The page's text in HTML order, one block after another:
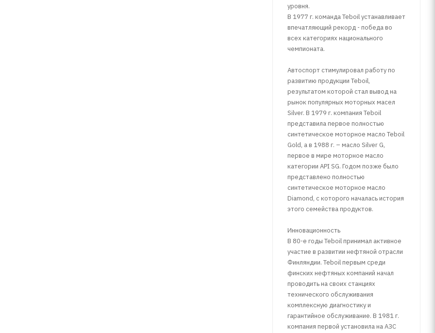
уровня.
В 1977 г. команда Teboil устанавливает
впечатляющий рекорд - победа во
всех категориях национального
чемпионата.
Автоспорт стимулировал работу по
развитию продукции Teboil,
результатом которой стал вывод на
рынок популярных моторных масел
Silver. В 1979 г. компания Teboil
представила первое полностью
синтетическое моторное масло Teboil
Gold, а в 1988 г. – масло Silver G,
первое в мире моторное масло
категории API SG. Годом позже было
представлено полностью
синтетическое моторное масло
Diamond, с которого началась история
этого семейства продуктов.
Инновационность
В 80-е годы Teboil принимал активное
участие в развитии нефтяной отрасли
Финляндии. Teboil первым среди
финских нефтяных компаний начал
проводить на своих станциях
технического обслуживания
комплексную диагностику и
гарантийное обслуживание. В 1981 г.
компания первой установила на АЗС